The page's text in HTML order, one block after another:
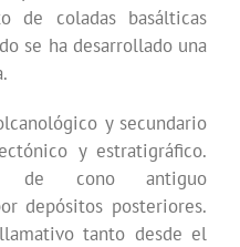
de coladas basálticas
se ha desarrollado una
y secundario
y estratigráfico.
de cono antiguo
depósitos posteriores.
tanto desde el